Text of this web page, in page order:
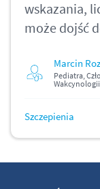
wskazania,
może dojść
Marcin
Pediatra,
Wakcynologii
Szczepienia